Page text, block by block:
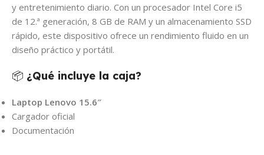
y entretenimiento diario. Con un procesador Intel Core i5
de 12.ª generación, 8 GB de RAM y un almacenamiento SSD
rápido, este dispositivo ofrece un rendimiento fluido en un
diseño práctico y portátil.
📦 ¿Qué incluye la caja?
Laptop Lenovo 15.6″
Cargador oficial
Documentación